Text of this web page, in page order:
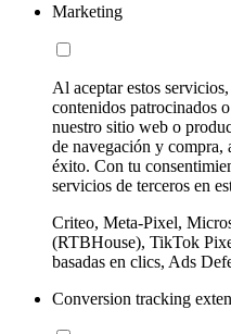
Marketing
Al aceptar estos
contenidos patrocinados
nuestro sitio web o
de navegación y compra,
éxito. Con tu
servicios de terceros en
Criteo, Meta-Pixel,
(RTBHouse), TikTok
basadas en clics, Ads
Conversion tracking